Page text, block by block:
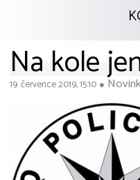
Na kole
19. července 2019, 15:10 ●